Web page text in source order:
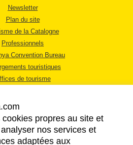
Newsletter
Plan du site
de la Catalogne
Professionnels
Convention Bureau
touristiques
de tourisme
propres au site et
nos services et
adaptées aux